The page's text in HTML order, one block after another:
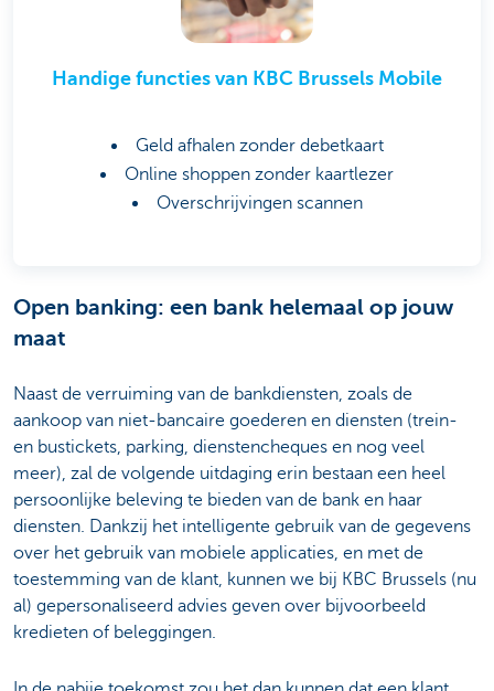
Handige functies van KBC Brussels Mobile
Geld afhalen zonder debetkaart
Online shoppen zonder kaartlezer
Overschrijvingen scannen
Open banking: een bank helemaal op jouw
maat
Naast de verruiming van de bankdiensten, zoals de
aankoop van niet-bancaire goederen en diensten (trein-
en bustickets, parking, dienstencheques en nog veel
meer), zal de volgende uitdaging erin bestaan een heel
persoonlijke beleving te bieden van de bank en haar
diensten. Dankzij het intelligente gebruik van de gegevens
over het gebruik van mobiele applicaties, en met de
toestemming van de klant, kunnen we bij KBC Brussels (nu
al) gepersonaliseerd advies geven over bijvoorbeeld
kredieten of beleggingen.